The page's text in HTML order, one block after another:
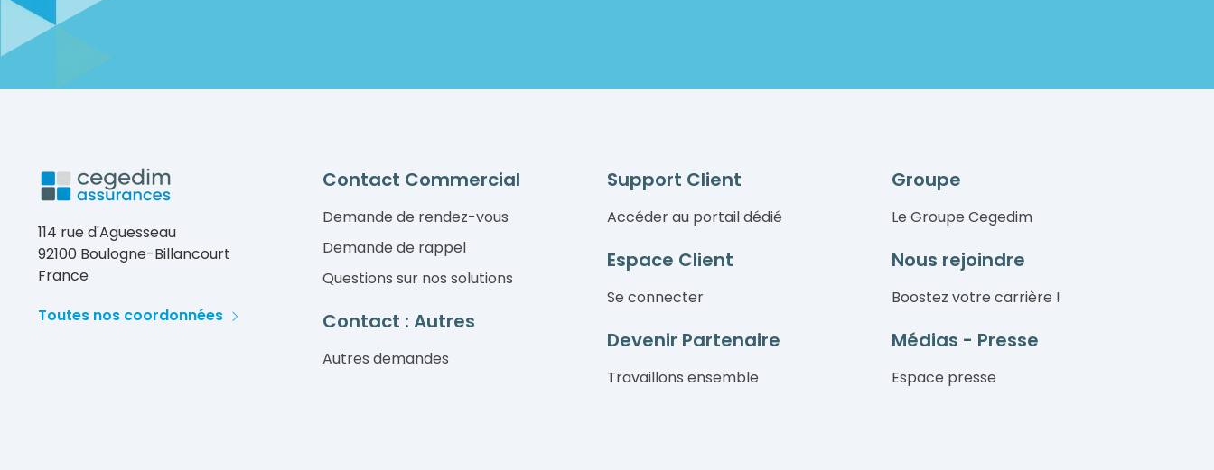
114 rue d'Aguesseau
92100 Boulogne-Billancourt
France
Toutes nos coordonnées
Contact Commercial
Demande de rendez-vous
Demande de rappel
Questions sur nos solutions
Contact : Autres
Autres demandes
Support Client
Accéder au portail dédié
Espace Client
Se connecter
Devenir Partenaire
Travaillons ensemble
Groupe
Le Groupe Cegedim
Nous rejoindre
Boostez votre carrière !
Médias - Presse
Espace presse